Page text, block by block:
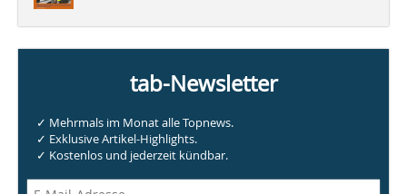
tab-Newsletter
✓ Mehrmals im Monat alle Topnews.
✓ Exklusive Artikel-Highlights.
✓ Kostenlos und jederzeit kündbar.